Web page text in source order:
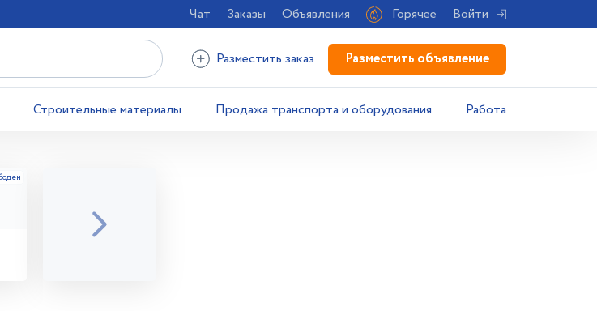
Чат Заказы Объявления Горячее Войти
Разместить заказ Разместить объявление
Строительные материалы Продажа транспорта и оборудования Работа